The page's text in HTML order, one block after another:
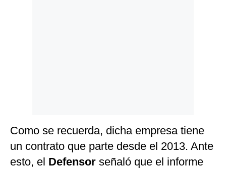
Como se recuerda, dicha empresa tiene
un contrato que parte desde el 2013. Ante
esto, el Defensor señaló que el informe